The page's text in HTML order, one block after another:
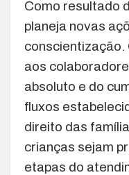
Como resultado
planeja novas
conscientização.
aos
absoluto e do
fluxos
direito das
crianças sejam
etapas do